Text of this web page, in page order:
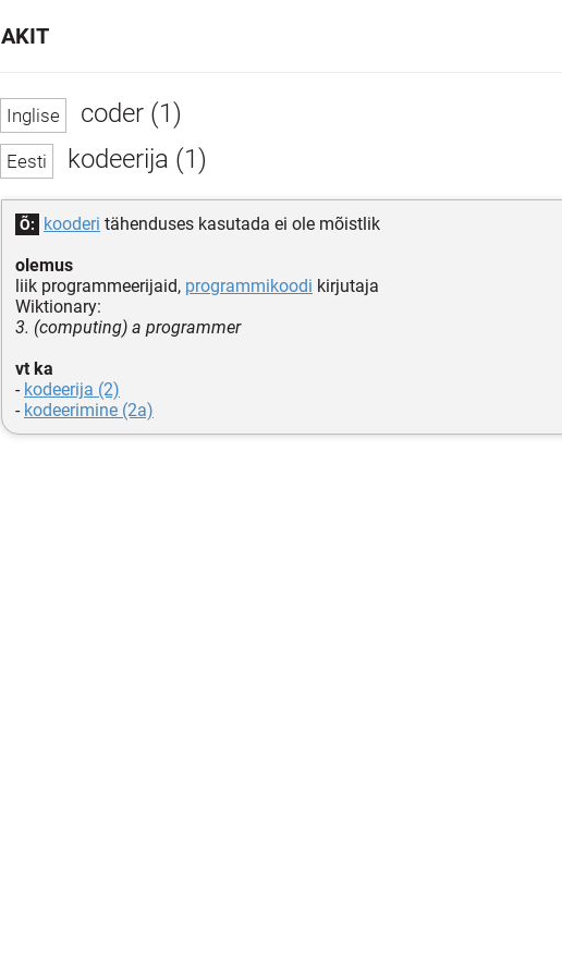
coder (1)
kodeerija (1)
Õ: kooderi tähenduses kasutada ei ole mõistlik
olemus
liik programmeerijaid, programmikoodi kirjutaja
Wiktionary:
3. (computing) a programmer
vt ka
- kodeerija (2)
- kodeerimine (2a)
AKIT